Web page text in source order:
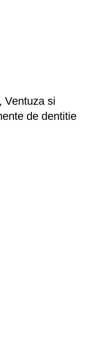
Ventuza si
de dentitie